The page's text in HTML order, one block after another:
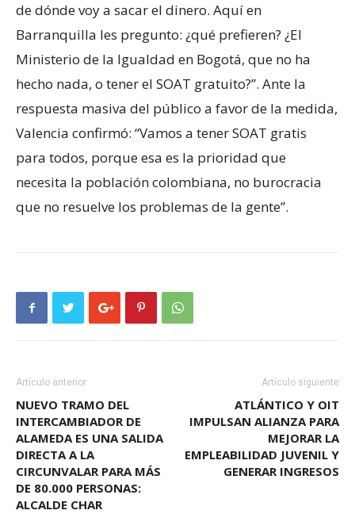
de dónde voy a sacar el dinero. Aquí en
Barranquilla les pregunto: ¿qué prefieren? ¿El
Ministerio de la Igualdad en Bogotá, que no ha
hecho nada, o tener el SOAT gratuito?”. Ante la
respuesta masiva del público a favor de la medida,
Valencia confirmó: “Vamos a tener SOAT gratis
para todos, porque esa es la prioridad que
necesita la población colombiana, no burocracia
que no resuelve los problemas de la gente”.
Artículo anterior
NUEVO TRAMO DEL
INTERCAMBIADOR DE
ALAMEDA ES UNA SALIDA
DIRECTA A LA
CIRCUNVALAR PARA MÁS
DE 80.000 PERSONAS:
ALCALDE CHAR
Artículo siguiente
ATLÁNTICO Y OIT
IMPULSAN ALIANZA PARA
MEJORAR LA
EMPLEABILIDAD JUVENIL Y
GENERAR INGRESOS